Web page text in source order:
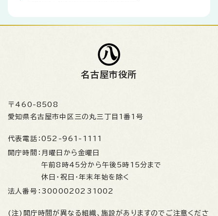
名古屋市役所
〒460-8508
愛知県名古屋市中区三の丸三丁目1番1号
代表電話： 052-961-1111
開庁時間： 月曜日から金曜日
午前8時45分から午後5時15分まで
休日・祝日・年末年始を除く
法人番号： 3000020231002
(注)開庁時間が異なる組織、施設がありますのでご注意くださ